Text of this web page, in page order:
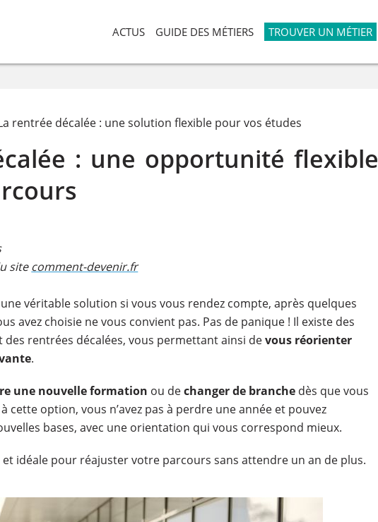
ACTUS GUIDE DES MÉTIERS TROUVER UN MÉTIER
rentrée décalée : une solution flexible pour vos études
: une opportunité flexible
sitecomment-devenir.fr​
véritable solution si vous vous rendez compte, après quelques
avez choisie ne vous convient pas. Pas de panique ! Il existe des
rentrées décalées, vous permettant ainsi devous réorienter
.
une nouvelle formation ou dechanger de branchedès que vous
cette option, vous n’avez pas à perdre une année et pouvez
bases, avec une orientation qui vous correspond mieux.
idéale pour réajuster votre parcours sans attendre un an de plus.